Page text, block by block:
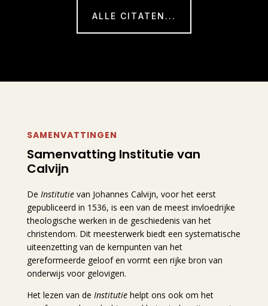
ALLE CITATEN...
SAMENVATTINGEN
Samenvatting Institutie van
Calvijn
De Institutievan Johannes Calvijn, voor het eerst
gepubliceerd in 1536, is een van de meest invloedrijke
theologische werken in de geschiedenis van het
christendom. Dit meesterwerk biedt een systematische
uiteenzetting van de kernpunten van het
gereformeerde geloof en vormt een rijke bron van
onderwijs voor gelovigen.
Het lezen van de Institutiehelpt ons ook om het